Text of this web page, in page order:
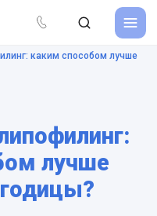
каким способом лучше
лучше